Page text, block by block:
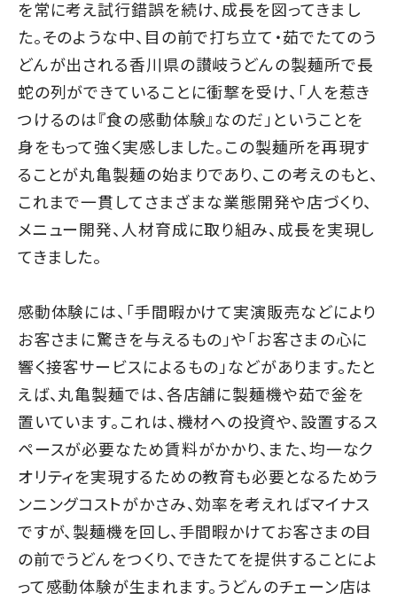
を常に考え試行錯誤を続け、成長を図ってきまし
た。そのような中、目の前で打ち立て・茹でたてのう
どんが出される香川県の讃岐うどんの製麺所で長
蛇の列ができていることに衝撃を受け、「人を惹き
つけるのは『食の感動体験』なのだ」ということを
身をもって強く実感しました。この製麺所を再現す
ることが丸亀製麺の始まりであり、この考えのもと、
これまで一貫してさまざまな業態開発や店づくり、
メニュー開発、人材育成に取り組み、成長を実現し
てきました。
感動体験には、「手間暇かけて実演販売などにより
お客さまに驚きを与えるもの」や「お客さまの心に
響く接客サービスによるもの」などがあります。たと
えば、丸亀製麺では、各店舗に製麺機や茹で釡を
置いています。これは、機材への投資や、設置するス
ペースが必要なため賃料がかかり、また、均一なク
オリティを実現するための教育も必要となるためラ
ンニングコストがかさみ、効率を考えればマイナス
ですが、製麺機を回し、手間暇かけてお客さまの目
の前でうどんをつくり、できたてを提供することによ
って感動体験が生まれます。うどんのチェーン店は